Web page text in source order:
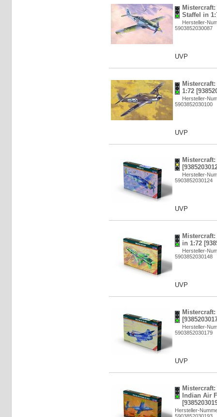
Mistercraft:
Staffel in
Hersteller-
5903852030087
UVP
1:72
Hersteller-
5903852030100
UVP
Mistercraft:
Hersteller-
5903852030124
UVP
Mistercraft:
in 1:72
Hersteller-
5903852030148
UVP
Hersteller-
5903852030179
UVP
Indian Air
Hersteller-